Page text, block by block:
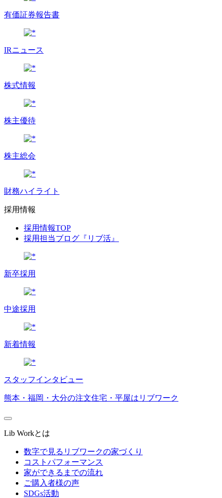
有価証券報告書
IRニュース
株式情報
株主優待
株主総会
財務ハイライト
採用情報
採用情報TOP
採用担当ブログ『リブ活』
新卒採用
中途採用
新着情報
スタッフインタビュー
熊本・福岡・大分の注文住宅・平屋はリブワーク
Lib Workとは
数字で見るリブワークの家づくり
コストパフォーマンス
家ができるまでの流れ
ご購入者様の声
SDGs活動